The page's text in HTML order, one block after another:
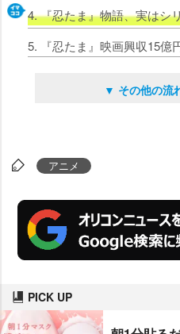
4. 『忍たま』物語、実は
▼ その他の流
アニメ
PICK UP